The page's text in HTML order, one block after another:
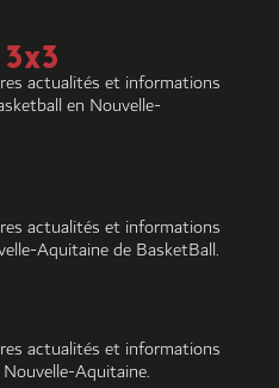
actualités et informations
en Nouvelle-
actualités et informations
Aquitaine de BasketBall.
actualités et informations
Aquitaine.